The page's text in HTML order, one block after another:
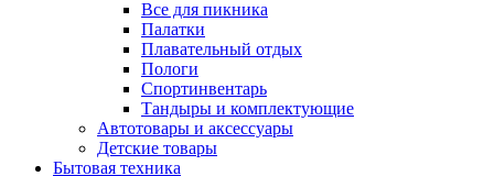
Все для пикника
Палатки
Плавательный отдых
Пологи
Спортинвентарь
Тандыры и комплектующие
Автотовары и аксессуары
Детские товары
Бытовая техника